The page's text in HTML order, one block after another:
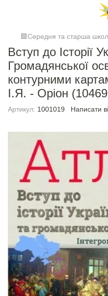
🟩Середня та старша
Вступ до Історії
Громадянської
контурними
І.Я. - Оріон
Артикул: 1001019 Написати